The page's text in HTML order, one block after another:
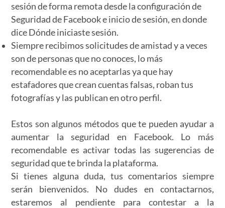
sesión de forma remota desde la configuración de
Seguridad de Facebook e inicio de sesión, en donde
dice Dónde iniciaste sesión.
Siempre recibimos solicitudes de amistad y a veces
son de personas que no conoces, lo más
recomendable es no aceptarlas ya que hay
estafadores que crean cuentas falsas, roban tus
fotografías y las publican en otro perfil.
Estos son algunos métodos que te pueden ayudar a
aumentar la seguridad en Facebook. Lo más
recomendable es activar todas las sugerencias de
seguridad que te brinda la plataforma.
Si tienes alguna duda, tus comentarios siempre
serán bienvenidos. No dudes en contactarnos,
estaremos al pendiente para contestar a la